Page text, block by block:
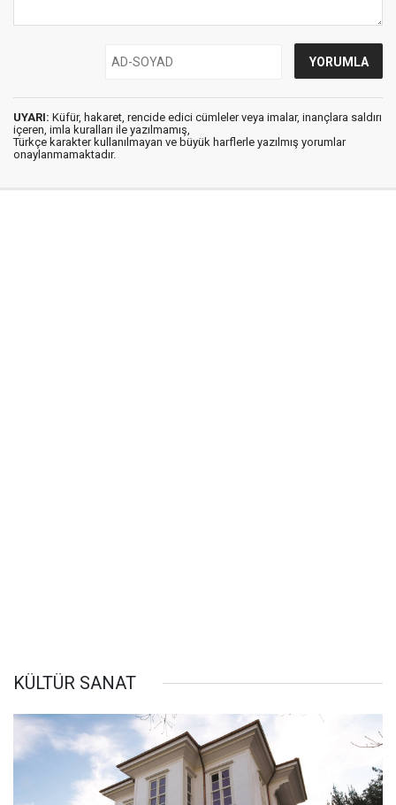
UYARI: Küfür, hakaret, rencide edici cümleler veya imalar, inançlara saldırı
içeren, imla kuralları ile yazılmamış,
Türkçe karakter kullanılmayan ve büyük harflerle yazılmış yorumlar
onaylanmamaktadır.
KÜLTÜR SANAT